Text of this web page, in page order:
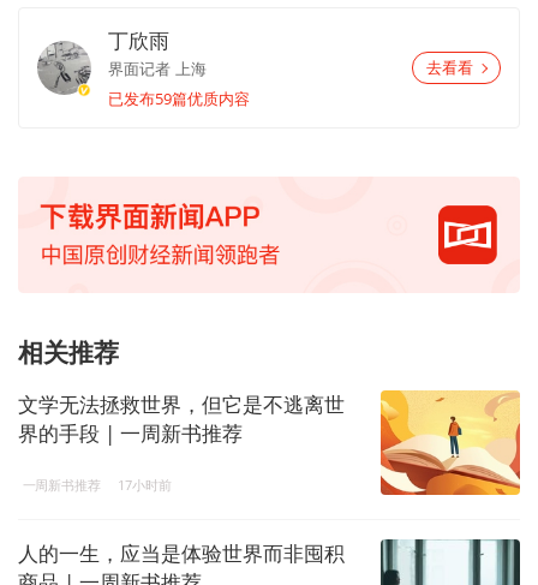
丁欣雨
界面记者 上海
已发布59篇优质内容
去看看
相关推荐
文学无法拯救世界，但它是不逃离世
界的手段 | 一周新书推荐
一周新书推荐 17小时前
人的一生，应当是体验世界而非囤积